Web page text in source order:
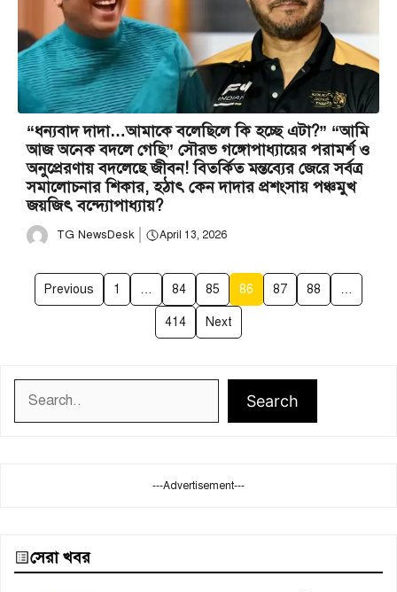
“ধন্যবাদ দাদা…আমাকে বলেছিলে কি হচ্ছে এটা?” “আমি
আজ অনেক বদলে গেছি” সৌরভ গঙ্গোপাধ্যায়ের পরামর্শ ও
অনুপ্রেরণায় বদলেছে জীবন! বিতর্কিত মন্তব্যের জেরে সর্বত্র
সমালোচনার শিকার, হঠাৎ কেন দাদার প্রশংসায় পঞ্চমুখ
জয়জিৎ বন্দ্যোপাধ্যায়?
TG NewsDesk April 13, 2026
Previous 1 … 84 85 86 87 88 …
414 Next
Search
---Advertisement---
সেরা খবর